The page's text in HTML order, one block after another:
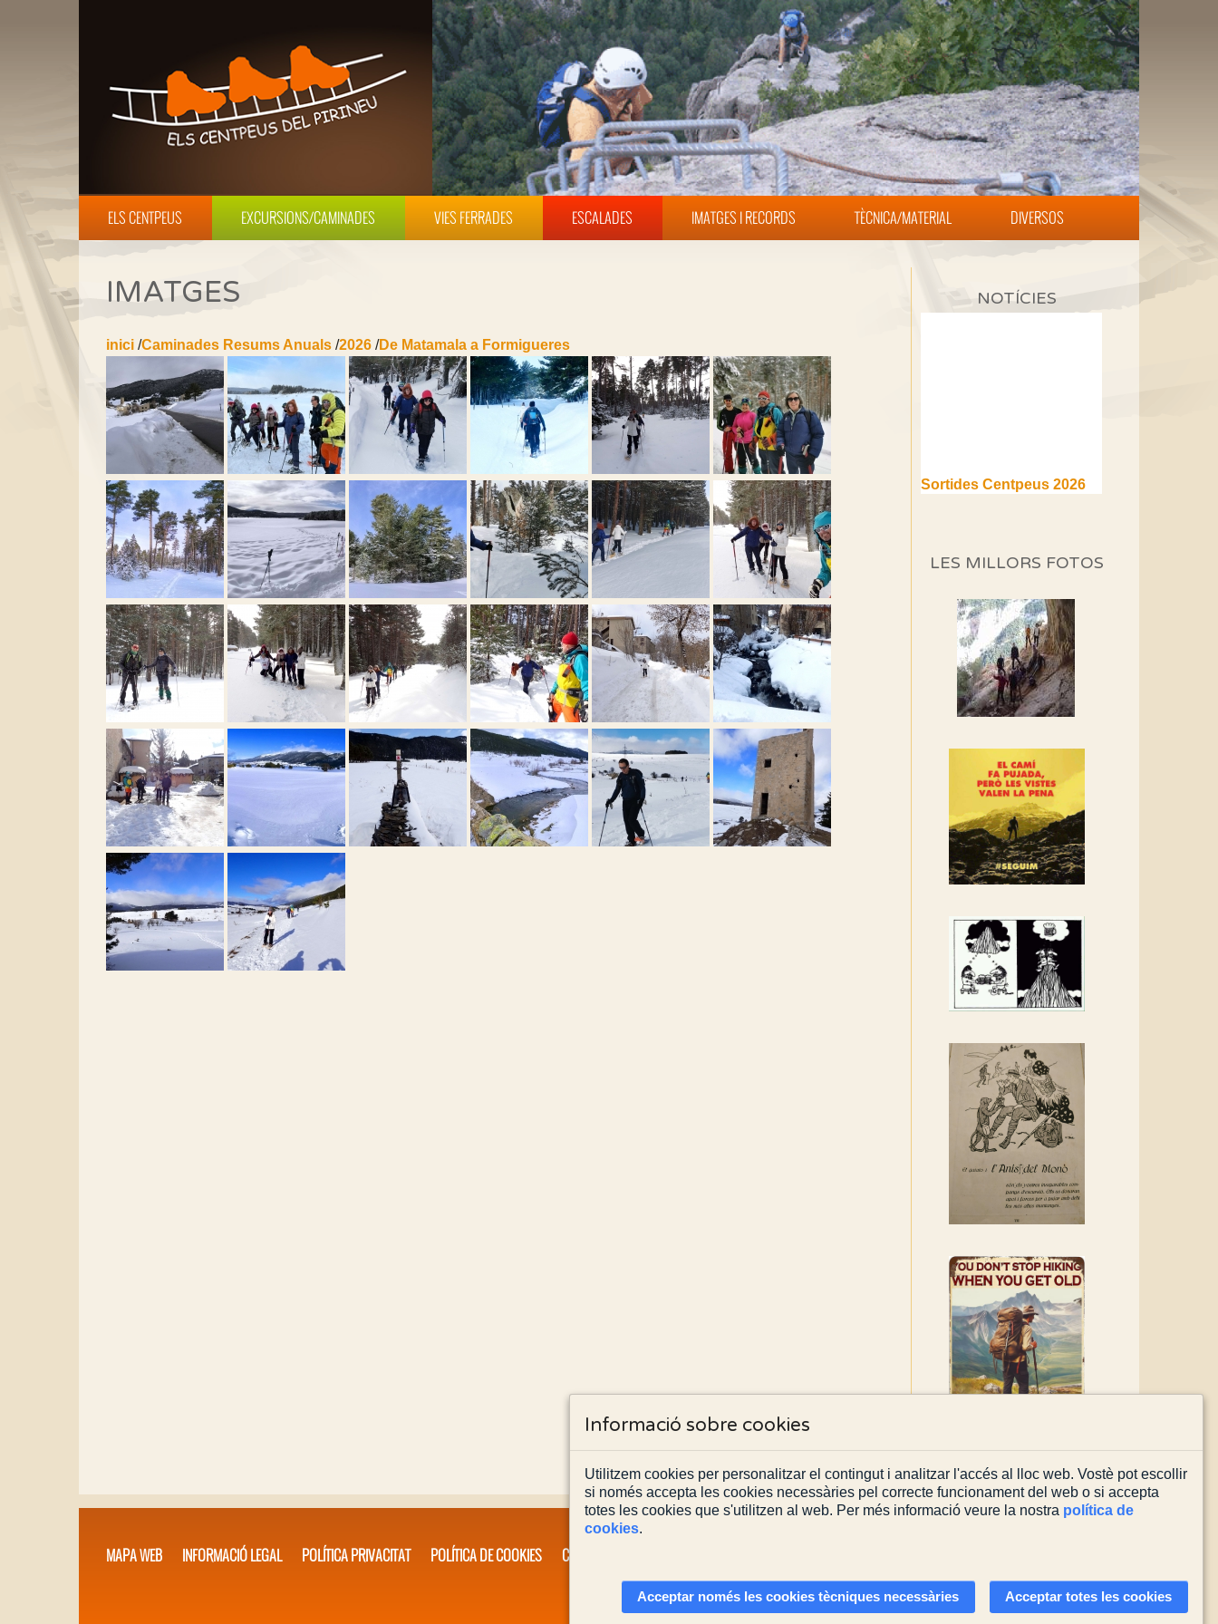
ELS CENTPEUS EXCURSIONS/CAMINADES VIES FERRADES ESCALADES IMATGES I RECORDS TÈCNICA/MATERIAL DIVERSOS
IMATGES
inici /Caminades Resums Anuals /2026 /De Matamala a Formigueres
NOTÍCIES
(1a part)
Si no podem caminar,
alguna cosa hem de fer...
Els Centpeus signen el
Manifest a favor dels
Camins Vells
associació adhereix-te al
Rebem un diploma dels
Amics de Sant Aniol
d'Aguja
Els Centpeus estem
recuperació del refugi i de
l'entorn de Sant Aniol
LES MILLORS FOTOS
MAPA WEB INFORMACIÓ LEGAL POLÍTICA PRIVACITAT POLÍTICA DE COOKIES CONTACTA'NS
Actualitzada el03/08/2026
Informació sobre cookies
Utilitzem cookies per personalitzar el contingut i analitzar l'accés al lloc web. Vostè pot escollir
si només accepta les cookies necessàries pel correcte funcionament del web o si accepta
totes les cookies que s'utilitzen al web. Per més informació veure la nostra política de
cookies.
Acceptar només les cookies tècniques necessàries Acceptar totes les cookies